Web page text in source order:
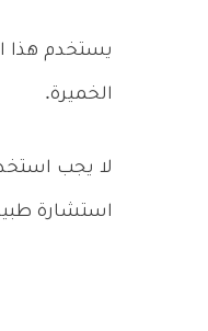
يستخدم هذا
الخميرة.
لا يجب
استشارة